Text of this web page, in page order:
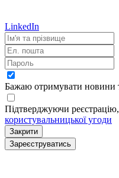
LinkedIn
Бажаю отримувати новини
Підтверджуючи
користувальницької угоди
Закрити
Зареєструватись